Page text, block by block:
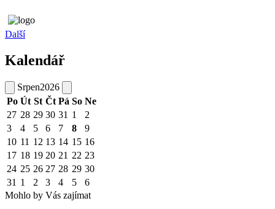
Další
Kalendář
Srpen2026
Po Út St Čt Pá So Ne
27 28 29 30 31 1
2
3
4 5 6 7 8
9
10 11 12 13 14 15 16
17 18 19 20 21 22 23
24 25 26 27 28 29 30
31 1 2 3 4 5
6
Mohlo by Vás zajímat